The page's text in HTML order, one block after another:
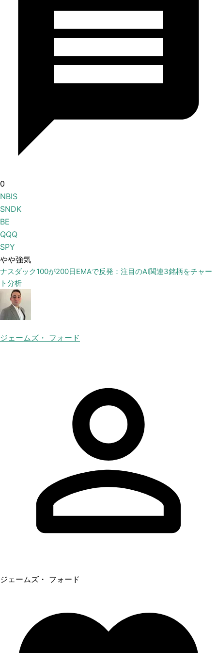
0
NBIS
SNDK
BE
QQQ
SPY
やや強気
ナスダック100が200日EMAで反発：注目のAI関連3銘柄をチャー
ト分析
ジェームズ・ フォード
ジェームズ・ フォード